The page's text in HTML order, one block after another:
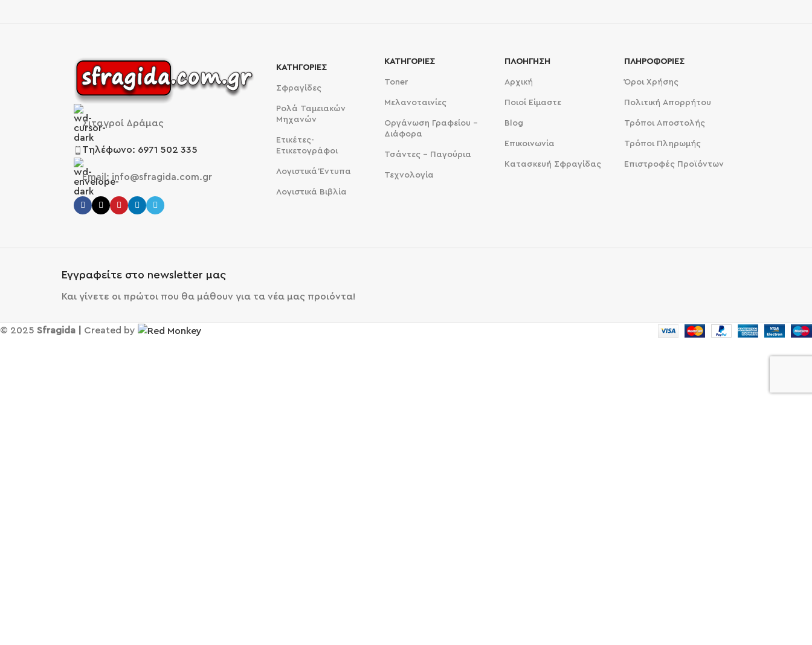
Σιταγροί Δράμας
Τηλέφωνο: 6971 502 335
Email: info@sfragida.com.gr
ΚΑΤΗΓΟΡΙΕΣ
Σφραγίδες
Ρολά Ταμειακών
Μηχανών
Ετικέτες-
Ετικετογράφοι
Λογιστικά Έντυπα
Λογιστικά Βιβλία
ΚΑΤΗΓΟΡΙΕΣ
Toner
Μελανοταινίες
Οργάνωση Γραφείου -
Διάφορα
Τσάντες - Παγούρια
Τεχνολογία
ΠΛΟΗΓΗΣΗ
Αρχική
Ποιοί Είμαστε
Blog
Επικοινωνία
Κατασκευή Σφραγίδας
ΠΛΗΡΟΦΟΡΙΕΣ
Όροι Χρήσης
Πολιτική Απορρήτου
Τρόποι Αποστολής
Τρόποι Πληρωμής
Επιστροφές Προϊόντων
Εγγραφείτε στο newsletter μας
Και γίνετε οι πρώτοι που θα μάθουν για τα νέα μας προιόντα!
© 2025 Sfragida | Created by